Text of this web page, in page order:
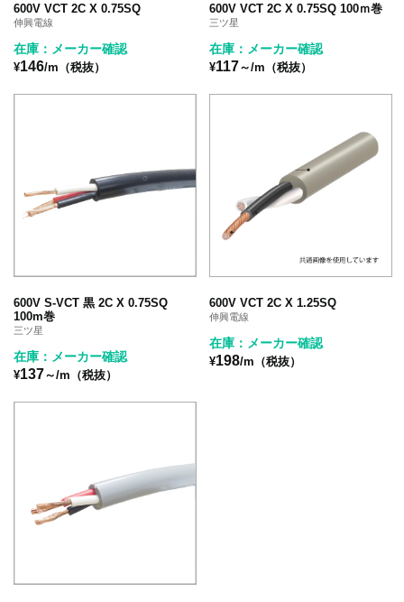
600V VCT 2C X 0.75SQ
伸興電線
在庫：メーカー確認
¥146/m（税抜）
600V VCT 2C X 0.75SQ 100ｍ巻
三ツ星
在庫：メーカー確認
¥117～/m（税抜）
600V S-VCT 黒 2C X 0.75SQ
100m巻
三ツ星
在庫：メーカー確認
¥137～/m（税抜）
600V VCT 2C X 1.25SQ
伸興電線
在庫：メーカー確認
¥198/m（税抜）